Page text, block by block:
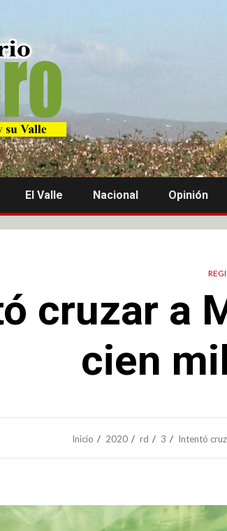
El Valle Nacional Opinión
cruzar a
cien
Inicio 2020 rd 3 Intentó